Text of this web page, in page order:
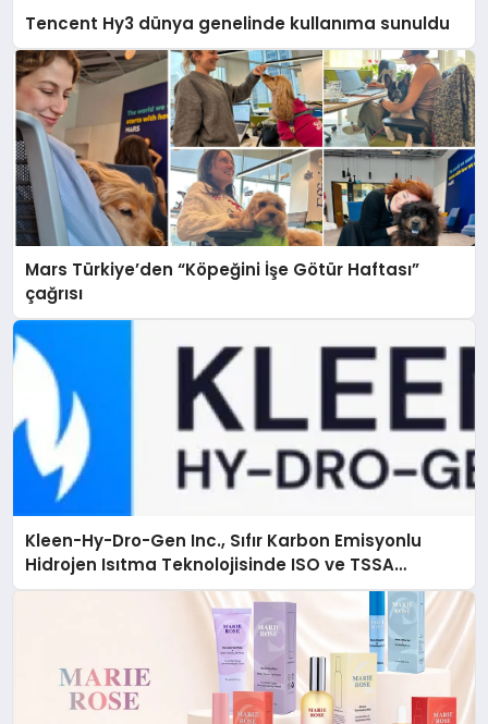
Tencent Hy3 dünya genelinde kullanıma sunuldu
Mars Türkiye’den “Köpeğini İşe Götür Haftası”
çağrısı
Kleen-Hy-Dro-Gen Inc., Sıfır Karbon Emisyonlu
Hidrojen Isıtma Teknolojisinde ISO ve TSSA
Düzenleyici Onaylarını Aldı